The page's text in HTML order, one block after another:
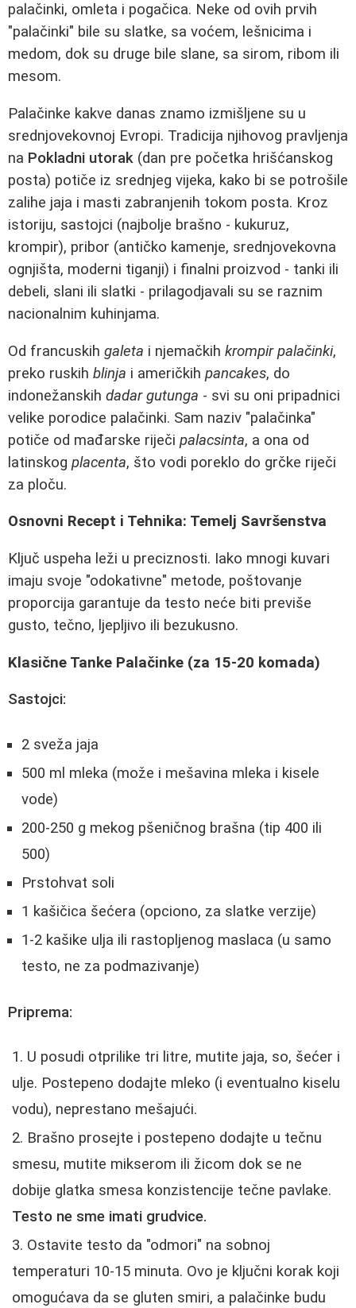
palačinki, omleta i pogačica. Neke od ovih prvih
"palačinki" bile su slatke, sa voćem, lešnicima i
medom, dok su druge bile slane, sa sirom, ribom ili
mesom.
Palačinke kakve danas znamo izmišljene su u
srednjovekovnoj Evropi. Tradicija njihovog pravljenja
na Pokladni utorak (dan pre početka hrišćanskog
posta) potiče iz srednjeg vijeka, kako bi se potrošile
zalihe jaja i masti zabranjenih tokom posta. Kroz
istoriju, sastojci (najbolje brašno - kukuruz,
krompir), pribor (antičko kamenje, srednjovekovna
ognjišta, moderni tiganji) i finalni proizvod - tanki ili
debeli, slani ili slatki - prilagodjavali su se raznim
nacionalnim kuhinjama.
Od francuskih galeta i njemačkih krompir palačinki,
preko ruskih blinja i američkih pancakes, do
indonežanskih dadar gutunga - svi su oni pripadnici
velike porodice palačinki. Sam naziv "palačinka"
potiče od mađarske riječi palacsinta, a ona od
latinskog placenta, što vodi poreklo do grčke riječi
za ploču.
Osnovni Recept i Tehnika: Temelj Savršenstva
Ključ uspeha leži u preciznosti. Iako mnogi kuvari
imaju svoje "odokativne" metode, poštovanje
proporcija garantuje da testo neće biti previše
gustо, tečno, ljepljivo ili bezukusno.
Klasične Tanke Palačinke (za 15-20 komada)
Sastojci:
2 sveža jaja
500 ml mleka (može i mešavina mleka i kisele
vode)
200-250 g mekog pšeničnog brašna (tip 400 ili
500)
Prstohvat soli
1 kašičica šećera (opciono, za slatke verzije)
1-2 kašike ulja ili rastopljenog maslaca (u samo
testo, ne za podmazivanje)
Priprema:
U posudi otprilike tri litre, mutite jaja, so, šećer i
ulje. Postepeno dodajte mleko (i eventualno kiselu
vodu), neprestano mešajući.
Brašno prosejte i postepeno dodajte u tečnu
smesu, mutite mikserom ili žicom dok se ne
dobije glatka smesa konzistencije tečne pavlake.
Testo ne sme imati grudvice.
Ostavite testo da "odmori" na sobnoj
temperaturi 10-15 minuta. Ovo je ključni korak koji
omogućava da se gluten smiri, a palačinke budu